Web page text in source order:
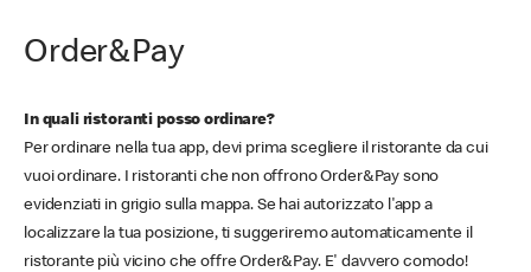
Order&Pay
In quali ristoranti posso ordinare?
Per ordinare nella tua app, devi prima scegliere il ristorante da cui
vuoi ordinare. I ristoranti che non offrono Order&Pay sono
evidenziati in grigio sulla mappa. Se hai autorizzato l'app a
localizzare la tua posizione, ti suggeriremo automaticamente il
ristorante più vicino che offre Order&Pay. E' davvero comodo!